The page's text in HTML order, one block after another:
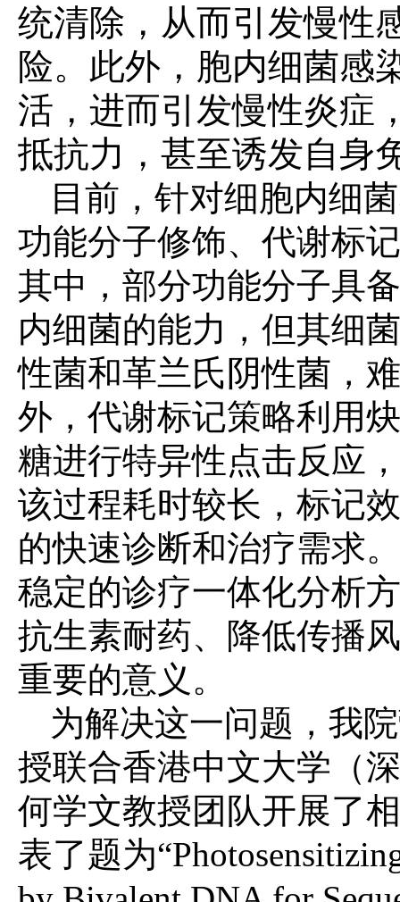
统清除，从而引发慢性
险。此外，胞内细菌感
活，进而引发慢性炎症
抵抗力，甚至诱发自身
目前，针对细胞内细
功能分子修饰、代谢标
其中，部分功能分子具
内细菌的能力，但其细
性菌和革兰氏阴性菌，
外，代谢标记策略利用
糖进行特异性点击反应
该过程耗时较长，标记
的快速诊断和治疗需求
稳定的诊疗一体化分析
抗生素耐药、降低传播
重要的意义。
为解决这一问题，我
授联合香港中文大学（
何学文教授团队开展了
表了题为“